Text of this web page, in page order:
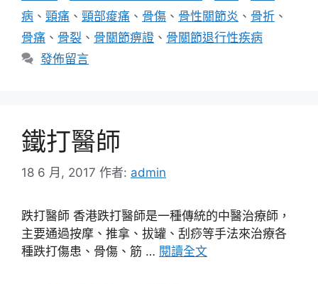
病 、 頸痛 、 頸部痠痛 、 骨傷 、 骨性關節炎 、 骨折 、
骨痛 、 骨裂 、 骨關節痹證 、 骨關節退行性疾病
發佈留言
鐵打醫師
18 6 月, 2017 作者: admin
跌打醫師 香港跌打醫師是一種傳統的中醫治療師，
主要通過按摩、推拿、拔罐、刮痧等手法來治療各
種跌打傷患、骨傷、筋 … 閱讀全文